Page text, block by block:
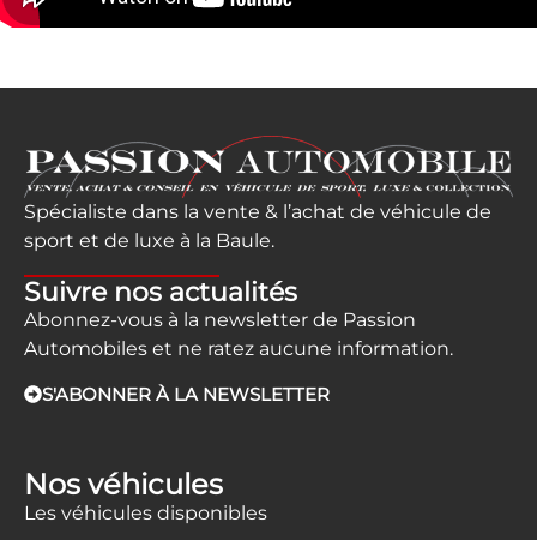
Spécialiste dans la vente & l’achat de véhicule de
sport et de luxe à la Baule.
Suivre nos actualités
Abonnez-vous à la newsletter de Passion
Automobiles et ne ratez aucune information.
S'ABONNER À LA NEWSLETTER
Nos véhicules
Les véhicules disponibles